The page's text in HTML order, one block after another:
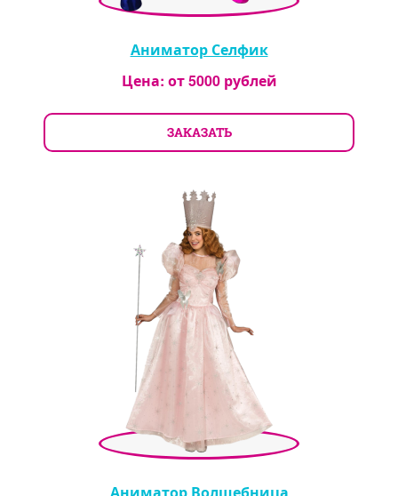
Аниматор Селфик
Цена: от5000рублей
ЗАКАЗАТЬ
Аниматор Волшебница